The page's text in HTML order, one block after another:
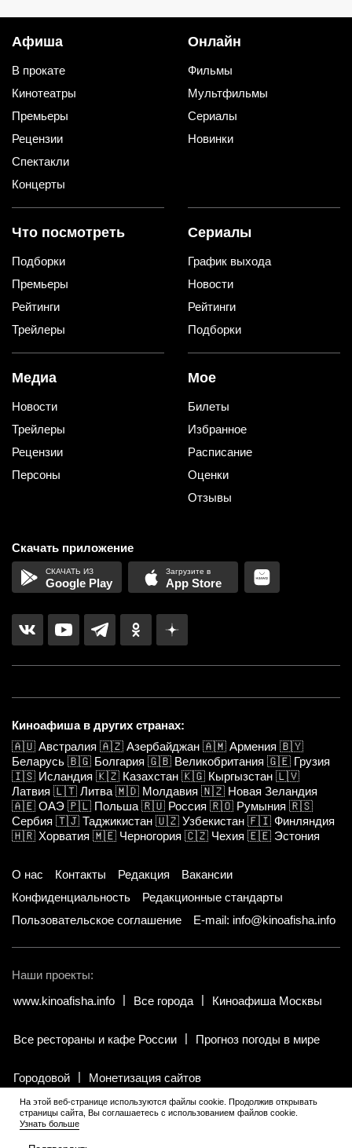
Афиша
В прокате
Кинотеатры
Премьеры
Рецензии
Спектакли
Концерты
Онлайн
Фильмы
Мультфильмы
Сериалы
Новинки
Что посмотреть
Подборки
Премьеры
Рейтинги
Трейлеры
Сериалы
График выхода
Новости
Рейтинги
Подборки
Медиа
Новости
Трейлеры
Рецензии
Персоны
Мое
Билеты
Избранное
Расписание
Оценки
Отзывы
Скачать приложение
Google Play App Store
Киноафиша в других странах:
🇦🇺 Австралия 🇦🇿 Азербайджан 🇦🇲 Армения 🇧🇾
Беларусь 🇧🇬 Болгария 🇬🇧 Великобритания 🇬🇪 Грузия
🇮🇸 Исландия 🇰🇿 Казахстан 🇰🇬 Кыргызстан 🇱🇻
Латвия 🇱🇹 Литва 🇲🇩 Молдавия 🇳🇿 Новая Зеландия
🇦🇪 ОАЭ 🇵🇱 Польша 🇷🇺 Россия 🇷🇴 Румыния 🇷🇸
Сербия 🇹🇯 Таджикистан 🇺🇿 Узбекистан 🇫🇮 Финляндия
🇭🇷 Хорватия 🇲🇪 Черногория 🇨🇿 Чехия 🇪🇪 Эстония
О нас Контакты Редакция
Вакансии
Конфиденциальность
Редакционные стандарты
Пользовательское соглашение
E-mail: info@kinoafisha.info
Наши проекты:
www.kinoafisha.info
Все города Киноафиша Москвы
Все рестораны и кафе России Прогноз погоды в мире
Городовой Монетизация сайтов
© 2002-2026 Все права и материалы принадлежат «Киноафиша».
18+. Копирование информации только с письменного разрешения
редакции.
На этой веб-странице используются файлы cookie. Продолжив открывать
страницы сайта, Вы соглашаетесь с использованием файлов cookie.
Узнать больше